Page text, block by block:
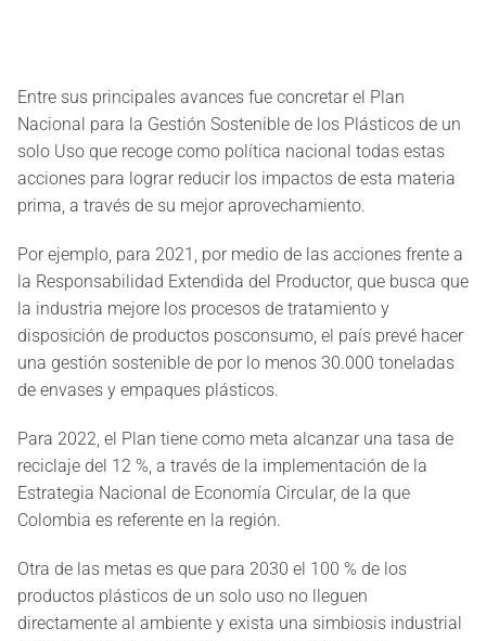
Entre sus principales avances fue concretar el Plan
Nacional para la Gestión Sostenible de los Plásticos de un
solo Uso que recoge como política nacional todas estas
acciones para lograr reducir los impactos de esta materia
prima, a través de su mejor aprovechamiento.
Por ejemplo, para 2021, por medio de las acciones frente a
la Responsabilidad Extendida del Productor, que busca que
la industria mejore los procesos de tratamiento y
disposición de productos posconsumo, el país prevé hacer
una gestión sostenible de por lo menos 30.000 toneladas
de envases y empaques plásticos.
Para 2022, el Plan tiene como meta alcanzar una tasa de
reciclaje del 12 %, a través de la implementación de la
Estrategia Nacional de Economía Circular, de la que
Colombia es referente en la región.
Otra de las metas es que para 2030 el 100 % de los
productos plásticos de un solo uso no lleguen
directamente al ambiente y exista una simbiosis industrial